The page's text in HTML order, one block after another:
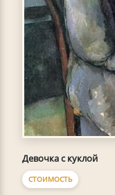
Девочка с куклой
СТОИМОСТЬ